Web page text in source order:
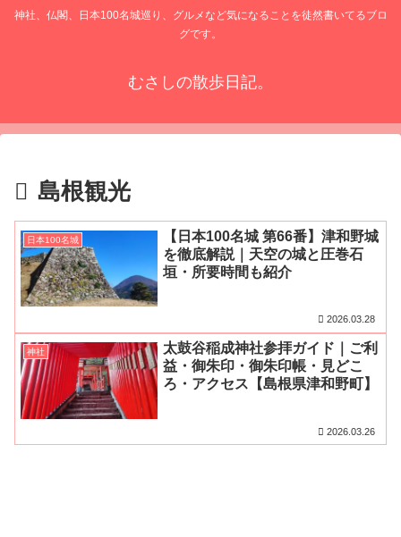
神社、仏閣、日本100名城巡り、グルメなど気になることを徒然書いてるブロ
グです。
むさしの散歩日記。
島根観光
日本100名城
【日本100名城 第66番】津和野城
を徹底解説｜天空の城と圧巻石
垣・所要時間も紹介
2026.03.28
神社
太鼓谷稲成神社参拝ガイド｜ご利
益・御朱印・御朱印帳・見どこ
ろ・アクセス【島根県津和野町】
2026.03.26